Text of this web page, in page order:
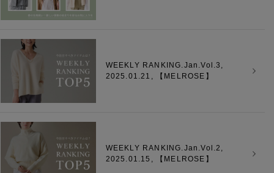
WEEKLY RANKING.Jan.Vol.3,
2025.01.21, 【 MELROSE 】
WEEKLY RANKING.Jan.Vol.2,
2025.01.15, 【 MELROSE 】